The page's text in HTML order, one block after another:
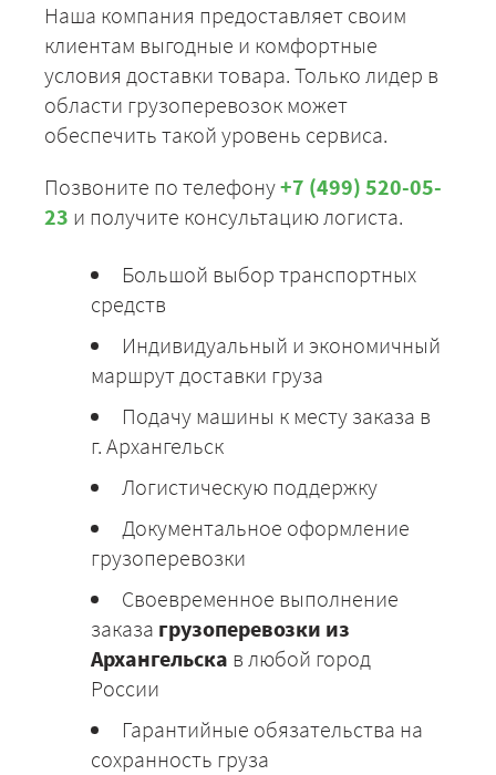
Наша компания предоставляет своим
клиентам выгодные и комфортные
условия доставки товара. Только лидер в
области грузоперевозок может
обеспечить такой уровень сервиса.
Позвоните по телефону+7 (499) 520-05-
23 и получите консультацию логиста.
Большой выбор транспортных
средств
Индивидуальный и экономичный
маршрут доставки груза
Подачу машины к месту заказа в
г. Архангельск
Логистическую поддержку
Документальное оформление
грузоперевозки
Своевременное выполнение
заказа грузоперевозки из
Архангельска в любой город
России
Гарантийные обязательства на
сохранность груза